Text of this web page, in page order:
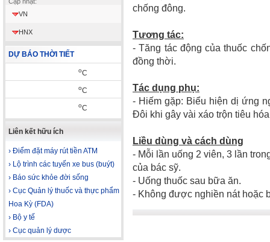
VN
HNX
DỰ BÁO THỜI TIẾT
oC
oC
oC
Liên kết hữu ích
› Điểm đặt máy rút tiền ATM
› Lộ trình các tuyến xe bus (buýt)
› Báo sức khỏe đời sống
› Cục Quản lý thuốc và thực phẩm
Hoa Kỳ (FDA)
› Bộ y tế
› Cục quản lý dược
chống đông.
Tương tác:
- Tăng tác động của thuốc
đồng thời.
Tác dụng phụ:
- Hiếm gặp: Biểu hiện dị ứng
Đôi khi gây vài xáo trộn tiêu
Liều dùng và cách dùng
- Mỗi lần uống 2 viên, 3 lần
của bác sỹ.
- Uống thuốc sau bữa ăn.
- Không được nghiền nát hoặc